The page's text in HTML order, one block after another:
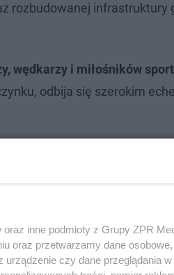
rozbudowanej infrastruktury
wędkarzy i miłośników
odbija się szerokim
inne podmioty z Grupy ZPR
oraz przetwarzamy dane
urządzenie czy dane przeglądania